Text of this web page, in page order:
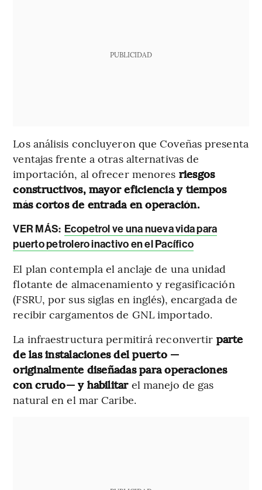
PUBLICIDAD
Los análisis concluyeron que Coveñas presenta
ventajas frente a otras alternativas de
importación, al ofrecer menores riesgos
constructivos, mayor eficiencia y tiempos
más cortos de entrada en operación.
VER MÁS: Ecopetrol ve una nueva vida para
puerto petrolero inactivo en el Pacífico
El plan contempla el anclaje de una unidad
flotante de almacenamiento y regasificación
(FSRU, por sus siglas en inglés), encargada de
recibir cargamentos de GNL importado.
La infraestructura permitirá reconvertir parte
de las instalaciones del puerto —
originalmente diseñadas para operaciones
con crudo— y habilitarel manejo de gas
natural en el mar Caribe.